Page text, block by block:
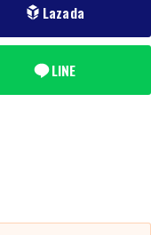
Lazada
LINE